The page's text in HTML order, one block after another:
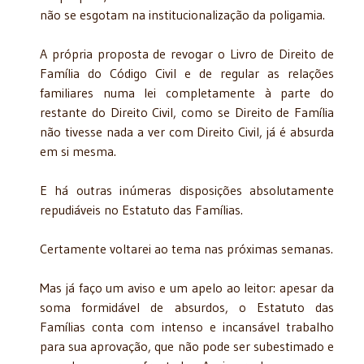
não se esgotam na institucionalização da poligamia.
A própria proposta de revogar o Livro de Direito de
Família do Código Civil e de regular as relações
familiares numa lei completamente à parte do
restante do Direito Civil, como se Direito de Família
não tivesse nada a ver com Direito Civil, já é absurda
em si mesma.
E há outras inúmeras disposições absolutamente
repudiáveis no Estatuto das Famílias.
Certamente voltarei ao tema nas próximas semanas.
Mas já faço um aviso e um apelo ao leitor: apesar da
soma formidável de absurdos, o Estatuto das
Famílias conta com intenso e incansável trabalho
para sua aprovação, que não pode ser subestimado e